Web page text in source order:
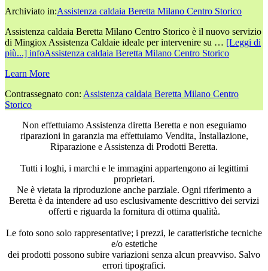
Archiviato in:Assistenza caldaia Beretta Milano Centro Storico
Assistenza caldaia Beretta Milano Centro Storico è il nuovo servizio
di Mingiox Assistenza Caldaie ideale per intervenire su … [Leggi di
più...] infoAssistenza caldaia Beretta Milano Centro Storico
Learn More
Contrassegnato con: Assistenza caldaia Beretta Milano Centro
Storico
Non effettuiamo Assistenza diretta Beretta e non eseguiamo
riparazioni in garanzia ma effettuiamo Vendita, Installazione,
Riparazione e Assistenza di Prodotti Beretta.
Tutti i loghi, i marchi e le immagini appartengono ai legittimi
proprietari.
Ne è vietata la riproduzione anche parziale. Ogni riferimento a
Beretta è da intendere ad uso esclusivamente descrittivo dei servizi
offerti e riguarda la fornitura di ottima qualità.
Le foto sono solo rappresentative; i prezzi, le caratteristiche tecniche
e/o estetiche
dei prodotti possono subire variazioni senza alcun preavviso. Salvo
errori tipografici.